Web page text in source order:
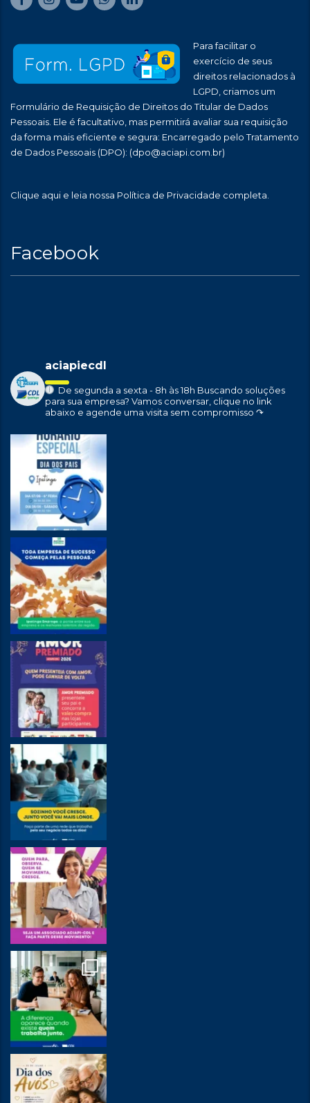
Para facilitar o
exercício de seus
direitos relacionados à
LGPD, criamos um
Formulário de Requisição de Direitos do Titular de Dados
Pessoais. Ele é facultativo, mas permitirá avaliar sua requisição
da forma mais eficiente e segura: Encarregado pelo Tratamento
de Dados Pessoais (DPO): (dpo@aciapi.com.br)
Clique aqui e leia nossa Política de Privacidade completa.
Facebook
aciapiecdl
De segunda a sexta - 8h às 18h Buscando soluções
para sua empresa? Vamos conversar, clique no link
abaixo e agende uma visita sem compromisso ↷